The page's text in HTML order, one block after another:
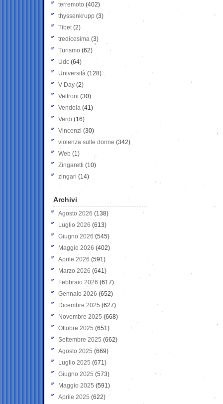
terremoto (402)
thyssenkrupp (3)
Tibet(2)
tredicesima (3)
Turismo (62)
Udc (64)
Università (128)
V-Day (2)
Veltroni (30)
Vendola (41)
Verdi (16)
Vincenzi (30)
violenza sulle donne (342)
Web (1)
Zingaretti (10)
zingari (14)
Archivi
Agosto 2026 (138)
Luglio 2026 (613)
Giugno 2026 (545)
Maggio 2026 (402)
Aprile 2026 (591)
Marzo 2026 (641)
Febbraio 2026 (617)
Gennaio 2026 (652)
Dicembre 2025 (627)
Novembre 2025 (668)
Ottobre 2025 (651)
Settembre 2025 (662)
Agosto 2025 (669)
Luglio 2025 (671)
Giugno 2025 (573)
Maggio 2025 (591)
Aprile 2025 (622)